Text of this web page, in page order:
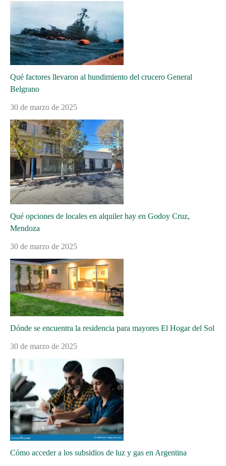
Qué factores llevaron al hundimiento del crucero General
Belgrano
30 de marzo de 2025
Qué opciones de locales en alquiler hay en Godoy Cruz,
Mendoza
30 de marzo de 2025
Dónde se encuentra la residencia para mayores El Hogar del Sol
30 de marzo de 2025
Cómo acceder a los subsidios de luz y gas en Argentina